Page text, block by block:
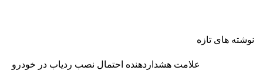
نوشته های تازه
علامت هشداردهنده احتمال نصب ردیاب در خودرو